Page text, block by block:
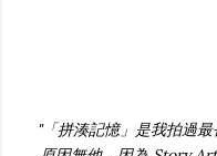
"「拼湊記憶」是我拍過最